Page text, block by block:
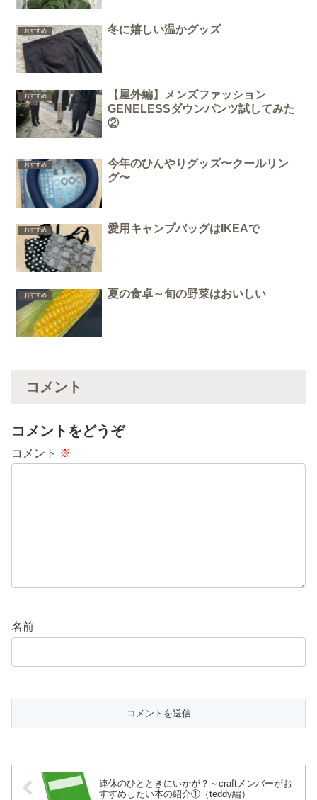
おすすめ 冬に嬉しい温かグッズ
おすすめ
【屋外編】メンズファッション
GENELESSダウンパンツ試してみた
②
おすすめ
今年のひんやりグッズ〜クールリン
グ〜
おすすめ 愛用キャンプバッグはIKEAで
おすすめ 夏の食卓～旬の野菜はおいしい
コメント
コメントをどうぞ
コメント ※
名前
連休のひとときにいかが？～craftメンバーがお
すすめしたい本の紹介①（teddy編）